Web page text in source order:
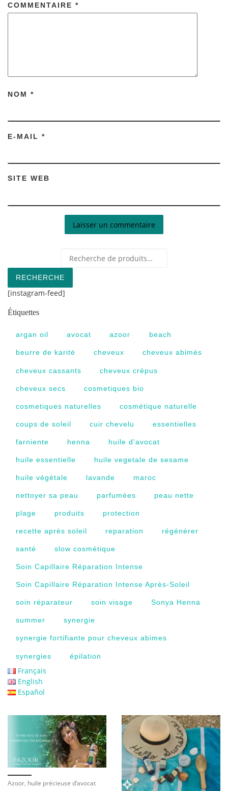
COMMENTAIRE *
NOM *
E-MAIL *
SITE WEB
RECHERCHE
[instagram-feed]
Étiquettes
argan oil avocat azoor beach
beurre de karité cheveux cheveux abimés
cheveux cassants cheveux crépus
cheveux secs cosmetiques bio
cosmetiques naturelles cosmétique naturelle
coups de soleil cuir chevelu essentielles
farniente henna huile d'avocat
huile essentielle huile vegetale de sesame
huile végétale lavande maroc
nettoyer sa peau parfumées peau nette
plage produits protection
recette après soleil reparation régénérer
santé slow cosmétique
Soin Capillaire Réparation Intense
Soin Capillaire Réparation Intense Après-Soleil
soin réparateur soin visage Sonya Henna
summer synergie
synergie fortifiante pour cheveux abimes
synergies épilation
Français
English
Español
Azoor, huile précieuse d’avocat